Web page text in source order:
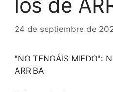
los de
24 de septiembre de
"NO TENGÁIS MIEDO":
ARRIBA